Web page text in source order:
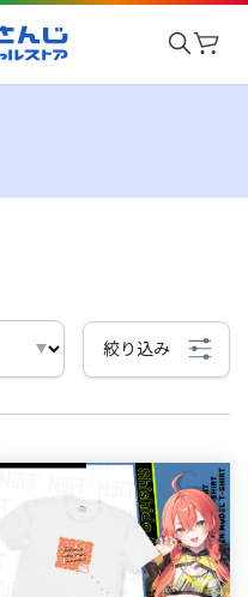
絞り込み